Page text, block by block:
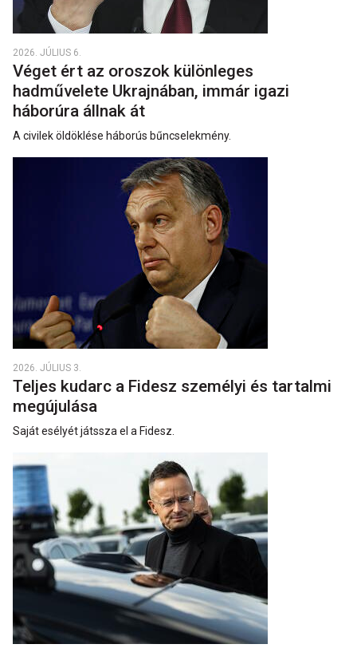
2026. JÚLIUS 6.
Véget ért az oroszok különleges
hadművelete Ukrajnában, immár igazi
háborúra állnak át
A civilek öldöklése háborús bűncselekmény.
2026. JÚLIUS 3.
Teljes kudarc a Fidesz személyi és tartalmi
megújulása
Saját esélyét játssza el a Fidesz.